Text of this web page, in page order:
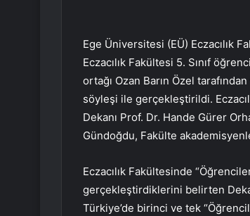
Ege Üniversitesi (EÜ) Eczacılık
Eczacılık Fakültesi 5. Sınıf
ortağı Ozan Barın Özel
söyleşi ile gerçekleştirildi.
Dekanı Prof. Dr. Hande Gürer
Gündoğdu, Fakülte
Eczacılık Fakültesinde
gerçekleştirdiklerini belirten
Türkiye’de birinci ve tek